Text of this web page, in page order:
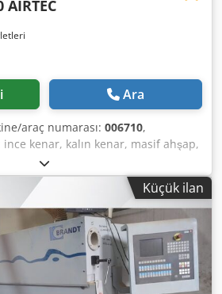
AIRTEC
Ara
araç numarası: 006710,
kenar, kalın kenar, masif ahşap,
EVA, sıcak hava Derz
ünite: evet Dkedoqy Em
hızı: 11 m/dak
Küçük ilan